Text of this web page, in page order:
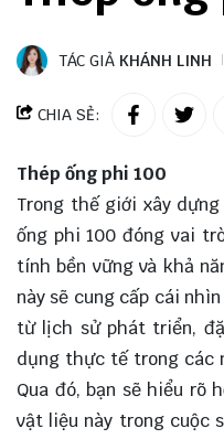
TÁC GIẢ KHÁNH LINH
CHIA SẺ:
Thép ống phi 100
Trong thế giới xây
ống phi 100 đóng vai
tính bền vững và khả
này sẽ cung cấp cái
từ lịch sử phát triển,
dụng thực tế trong các
Qua đó, bạn sẽ hiểu rõ
vật liệu này trong cuộc